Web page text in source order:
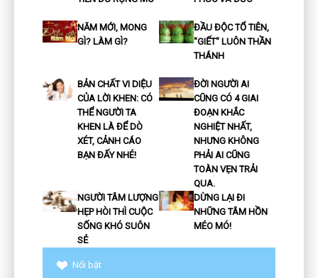
NĂM MỚI, MONG
GÌ? LÀM GÌ?
ĐẦU ĐỘC TỔ TIÊN,
"GIẾT" LUÔN THẦN
THÁNH
BẢN CHẤT VI DIỆU
CỦA LỜI KHEN: CÓ
THỂ NGƯỜI TA
KHEN LÀ ĐỂ DÒ
XÉT, CẢNH CÁO
BẠN ĐẤY NHÉ!
ĐỜI NGƯỜI AI
CŨNG CÓ 4 GIAI
ĐOẠN KHẮC
NGHIỆT NHẤT,
NHƯNG KHÔNG
PHẢI AI CŨNG
TOÀN VẸN TRẢI
QUA.
NGƯỜI TÂM LƯỢNG
HẸP HÒI THÌ CUỘC
SỐNG KHÓ SUÔN
SẺ
DỪNG LẠI ĐI
NHỮNG TÂM HỒN
MÉO MÓ!
Nổi bật